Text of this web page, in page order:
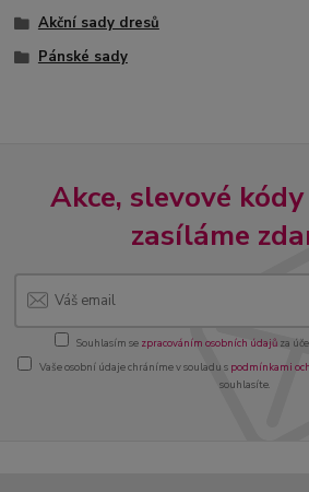
Akční sady dresů
Pánské sady
Akce, slevové
zasíláme
Souhlasím se zpracováním osobních údajůza
Vaše osobní údaje chráníme v souladu s podmínkami
souhlasíte.